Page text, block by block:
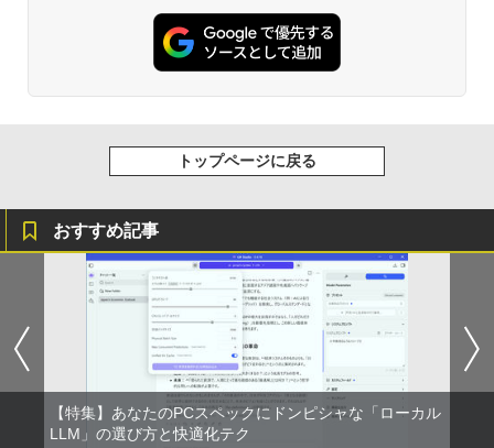
トップページに戻る
おすすめ記事
【特集】あなたのPCスペックにドンピシャな「ローカル
LLM」の選び方と快適化テク